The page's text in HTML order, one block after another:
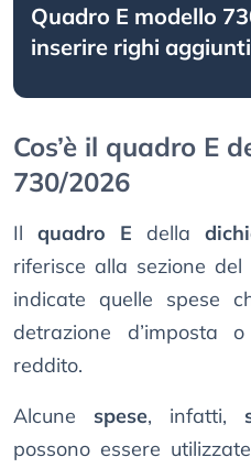
Quadro E modello
inserire righi
Cos’è il quadro E
730/2026
Il quadro E della
riferisce alla sezione
indicate quelle spese
detrazione d’imposta
reddito.
Alcune spese, infatti,
possono essere